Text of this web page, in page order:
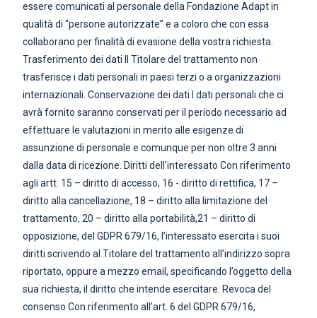
essere comunicati al personale della Fondazione Adapt in
qualità di “persone autorizzate” e a coloro che con essa
collaborano per finalità di evasione della vostra richiesta.
Trasferimento dei dati Il Titolare del trattamento non
trasferisce i dati personali in paesi terzi o a organizzazioni
internazionali. Conservazione dei dati I dati personali che ci
avrà fornito saranno conservati per il periodo necessario ad
effettuare le valutazioni in merito alle esigenze di
assunzione di personale e comunque per non oltre 3 anni
dalla data di ricezione. Diritti dell’interessato Con riferimento
agli artt. 15 – diritto di accesso, 16 - diritto di rettifica, 17 –
diritto alla cancellazione, 18 – diritto alla limitazione del
trattamento, 20 – diritto alla portabilità,21 – diritto di
opposizione, del GDPR 679/16, l’interessato esercita i suoi
diritti scrivendo al Titolare del trattamento all’indirizzo sopra
riportato, oppure a mezzo email, specificando l’oggetto della
sua richiesta, il diritto che intende esercitare. Revoca del
consenso Con riferimento all’art. 6 del GDPR 679/16,